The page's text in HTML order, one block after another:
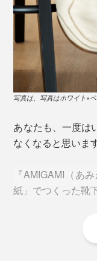
写真は、写真はホワイト×
あなたも、一度は
なくなると思います
『AMIGAMI（あ
紙」でつくった靴